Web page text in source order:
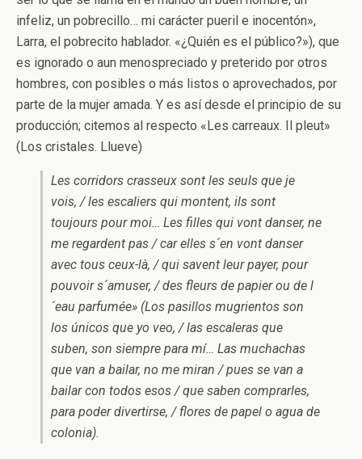
infeliz, un pobrecillo… mi carácter pueril e inocentón»,
Larra, el pobrecito hablador. «¿Quién es el público?»), que
es ignorado o aun menospreciado y preterido por otros
hombres, con posibles o más listos o aprovechados, por
parte de la mujer amada. Y es así desde el principio de su
producción; citemos al respecto «Les carreaux. Il pleut»
(Los cristales. Llueve)
Les corridors crasseux sont les seuls que je
vois, / les escaliers qui montent, ils sont
toujours pour moi… Les filles qui vont danser, ne
me regardent pas / car elles s´en vont danser
avec tous ceux-là, / qui savent leur payer, pour
pouvoir s´amuser, / des fleurs de papier ou de l
´eau parfumée» (Los pasillos mugrientos son
los únicos que yo veo, / las escaleras que
suben, son siempre para mí… Las muchachas
que van a bailar, no me miran / pues se van a
bailar con todos esos / que saben comprarles,
para poder divertirse, / flores de papel o agua de
colonia).